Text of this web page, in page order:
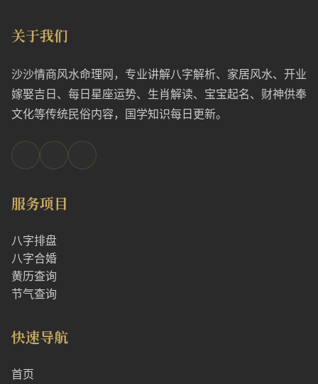
关于我们
沙沙情商风水命理网，专业讲解八字解析、家居风水、开业
嫁娶吉日、每日星座运势、生肖解读、宝宝起名、财神供奉
文化等传统民俗内容，国学知识每日更新。
服务项目
八字排盘
八字合婚
黄历查询
节气查询
快速导航
首页